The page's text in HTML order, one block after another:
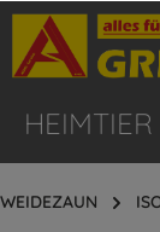
HEIMTIER
WEIDEZAUN